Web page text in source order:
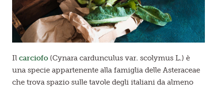
Il carciofo (Cynara cardunculus var. scolymus L.) è
una specie appartenente alla famiglia delle Asteraceae
che trova spazio sulle tavole degli italiani da almeno